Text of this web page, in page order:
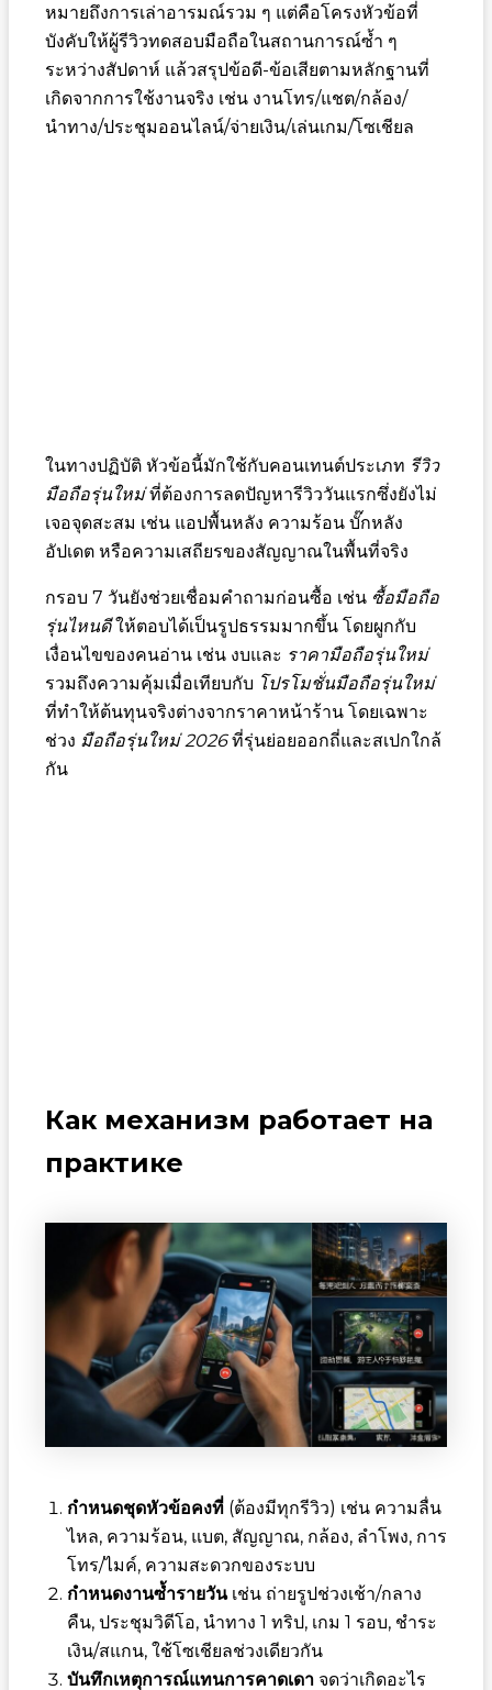
หมายถึงการเล่าอารมณ์รวม ๆ แต่คือโครงหัวข้อที่
บังคับให้ผู้รีวิวทดสอบมือถือในสถานการณ์ซ้ำ ๆ
ระหว่างสัปดาห์ แล้วสรุปข้อดี-ข้อเสียตามหลักฐานที่
เกิดจากการใช้งานจริง เช่น งานโทร/แชต/กล้อง/
นำทาง/ประชุมออนไลน์/จ่ายเงิน/เล่นเกม/โซเชียล
ในทางปฏิบัติ หัวข้อนี้มักใช้กับคอนเทนต์ประเภท รีวิว
มือถือรุ่นใหม่ที่ต้องการลดปัญหารีวิววันแรกซึ่งยังไม่
เจอจุดสะสม เช่น แอปพื้นหลัง ความร้อน บั๊กหลัง
อัปเดต หรือความเสถียรของสัญญาณในพื้นที่จริง
กรอบ 7 วันยังช่วยเชื่อมคำถามก่อนซื้อ เช่น ซื้อมือถือ
รุ่นไหนดีให้ตอบได้เป็นรูปธรรมมากขึ้น โดยผูกกับ
เงื่อนไขของคนอ่าน เช่น งบและ ราคามือถือรุ่นใหม่
รวมถึงความคุ้มเมื่อเทียบกับ โปรโมชั่นมือถือรุ่นใหม่
ที่ทำให้ต้นทุนจริงต่างจากราคาหน้าร้าน โดยเฉพาะ
ช่วง มือถือรุ่นใหม่ 2026ที่รุ่นย่อยออกถี่และสเปกใกล้
กัน
Как механизм работает на
практике
กำหนดชุดหัวข้อคงที่(ต้องมีทุกรีวิว) เช่น ความลื่น
ไหล, ความร้อน, แบต, สัญญาณ, กล้อง, ลำโพง, การ
โทร/ไมค์, ความสะดวกของระบบ
กำหนดงานซ้ำรายวันเช่น ถ่ายรูปช่วงเช้า/กลาง
คืน, ประชุมวิดีโอ, นำทาง 1 ทริป, เกม 1 รอบ, ชำระ
เงิน/สแกน, ใช้โซเชียลช่วงเดียวกัน
บันทึกเหตุการณ์แทนการคาดเดาจดว่าเกิดอะไร